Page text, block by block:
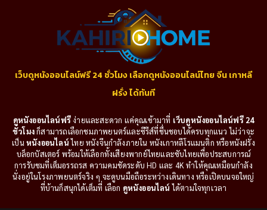
เว็บดูหนังออนไลน์ฟรี 24 ชั่วโมง เลือกดูหนังออนไลน์ไทย จีน เกาหลี
ฝรั่ง ได้ทันที
ดูหนังออนไลน์ฟรีง่ายและสะดวก แค่คุณเข้ามาที่ เว็บดูหนังออนไลน์ฟรี 24
ชั่วโมงก็สามารถเลือกชมภาพยนตร์และซีรีส์ที่ชื่นชอบได้ครบทุกแนว ไม่ว่าจะ
เป็นหนังออนไลน์ไทย หนังจีนกำลังภายใน หนังเกาหลีโรแมนติก หรือหนังฝรั่ง
บล็อกบัสเตอร์ พร้อมให้เลือกทั้งเสียงพากย์ไทยและซับไทยเพื่อประสบการณ์
การรับชมที่เต็มอรรถรส ความคมชัดระดับ HD และ 4K ทำให้คุณเหมือนกำลัง
นั่งอยู่ในโรงภาพยนตร์จริง ๆ จะดูบนมือถือระหว่างเดินทาง หรือเปิดบนจอใหญ่
ที่บ้านก็สนุกได้เต็มที่ เลือก ดูหนังออนไลน์ ได้ตามใจทุกเวลา